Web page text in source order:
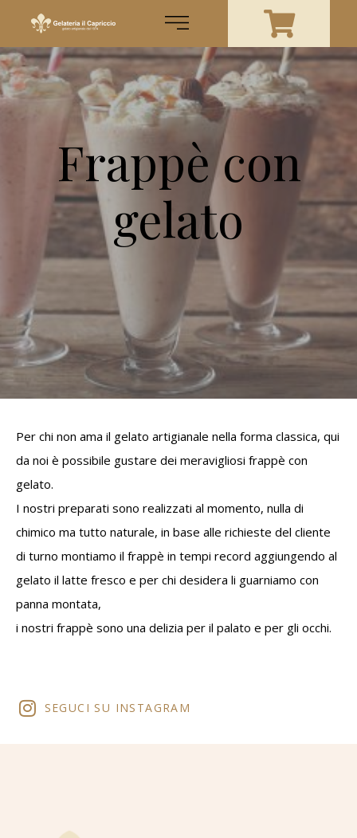
Frappè con
gelato
Per chi non ama il gelato artigianale nella forma classica, qui
da noi è possibile gustare dei meravigliosi frappè con
gelato.
I nostri preparati sono realizzati al momento, nulla di
chimico ma tutto naturale, in base alle richieste del cliente
di turno montiamo il frappè in tempi record aggiungendo al
gelato il latte fresco e per chi desidera li guarniamo con
panna montata,
i nostri frappè sono una delizia per il palato e per gli occhi.
SEGUCI SU INSTAGRAM